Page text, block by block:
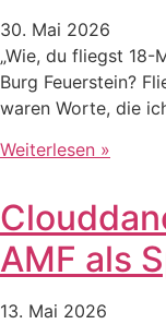
30. Mai 2026
„Wie, du fliegst 18-
Burg Feuerstein?
waren Worte, die
Weiterlesen »
AMF als
13. Mai 2026